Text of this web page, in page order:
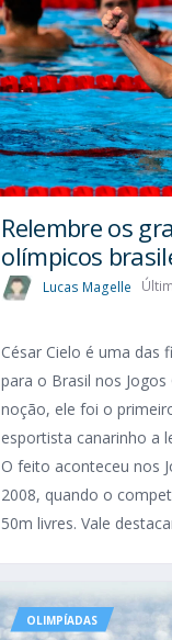
Relembre os
olímpicos
Lucas Magelle
César Cielo é uma das
para o Brasil nos
noção, ele foi o
esportista canarinho a
O feito aconteceu nos
2008, quando o
50m livres. Vale
OLIMPÍADAS